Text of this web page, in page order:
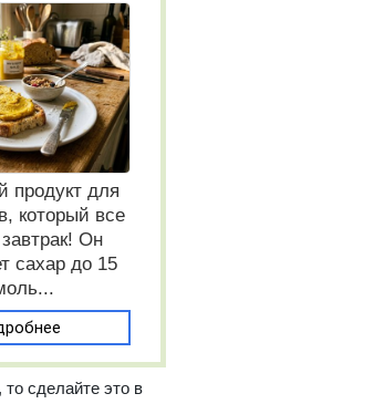
продукт для
который все
Он
сахар до 15
то сделайте это в